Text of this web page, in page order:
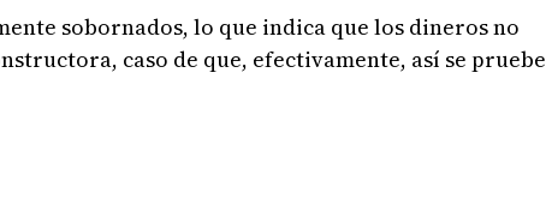
sobornados, lo que indica que los dineros no
caso de que, efectivamente, así se pruebe